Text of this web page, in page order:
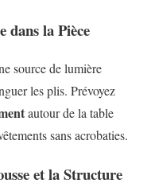
dans la Pièce
source de lumière
les plis. Prévoyez
autour de la table
sans acrobaties.
et la Structure